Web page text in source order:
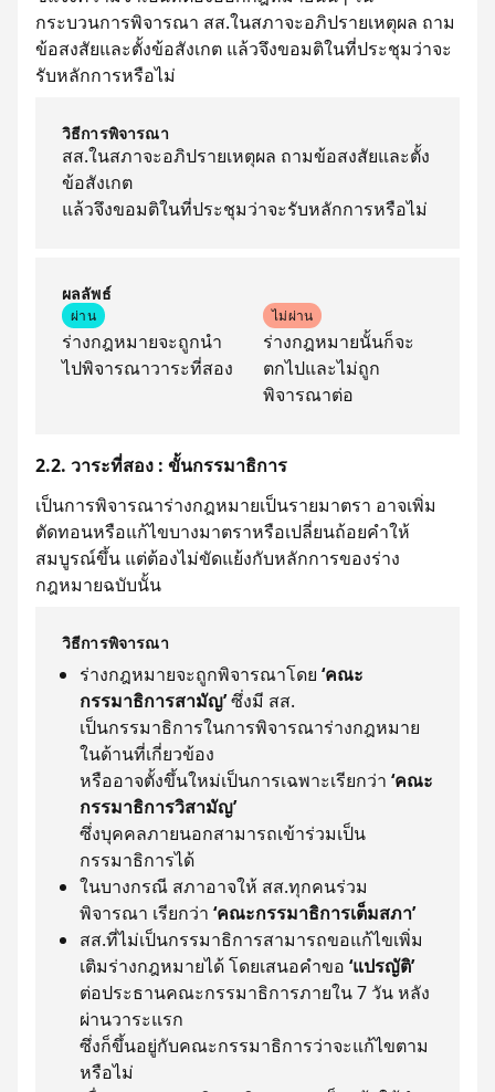
กระบวนการพิจารณา สส.ในสภาจะอภิปรายเหตุผล ถาม
ข้อสงสัยและตั้งข้อสังเกต แล้วจึงขอมติในที่ประชุมว่าจะ
รับหลักการหรือไม่
วิธีการพิจารณา
สส.ในสภาจะอภิปรายเหตุผล ถามข้อสงสัยและตั้ง
ข้อสังเกต
แล้วจึงขอมติในที่ประชุมว่าจะรับหลักการหรือไม่
ผลลัพธ์
ผ่าน
ร่างกฎหมายจะถูกนำ
ไปพิจารณาวาระที่สอง
ไม่ผ่าน
ร่างกฎหมายนั้นก็จะ
ตกไปและไม่ถูก
พิจารณาต่อ
2.2. วาระที่สอง : ขั้นกรรมาธิการ
เป็นการพิจารณาร่างกฎหมายเป็นรายมาตรา อาจเพิ่ม
ตัดทอนหรือแก้ไขบางมาตราหรือเปลี่ยนถ้อยคำให้
สมบูรณ์ขึ้น แต่ต้องไม่ขัดแย้งกับหลักการของร่าง
กฎหมายฉบับนั้น
วิธีการพิจารณา
ร่างกฎหมายจะถูกพิจารณาโดย ‘คณะ
กรรมาธิการสามัญ’ซึ่งมี สส.
เป็นกรรมาธิการในการพิจารณาร่างกฎหมาย
ในด้านที่เกี่ยวข้อง
หรืออาจตั้งขึ้นใหม่เป็นการเฉพาะเรียกว่า ‘คณะ
กรรมาธิการวิสามัญ’
ซึ่งบุคคลภายนอกสามารถเข้าร่วมเป็น
กรรมาธิการได้
ในบางกรณี สภาอาจให้ สส.ทุกคนร่วม
พิจารณา เรียกว่า ‘คณะกรรมาธิการเต็มสภา’
สส.ที่ไม่เป็นกรรมาธิการสามารถขอแก้ไขเพิ่ม
เติมร่างกฎหมายได้ โดยเสนอคำขอ ‘แปรญัติ’
ต่อประธานคณะกรรมาธิการภายใน 7 วัน หลัง
ผ่านวาระแรก
ซึ่งก็ขึ้นอยู่กับคณะกรรมาธิการว่าจะแก้ไขตาม
หรือไม่